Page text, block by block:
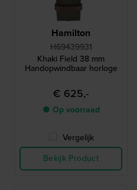
Hamilton
H69439931
Khaki Field 38 mm
Handopwindbaar horloge
€ 625,-
● Op voorraad
Vergelijk
Bekijk Product